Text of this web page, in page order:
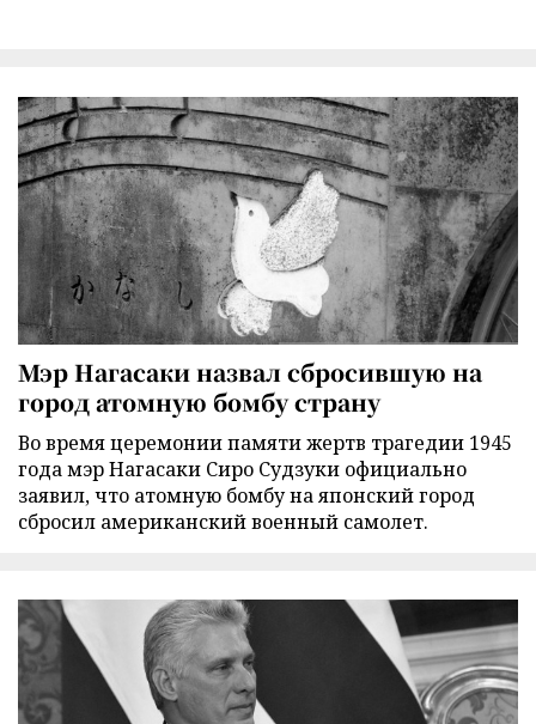
Мэр Нагасаки назвал сбросившую на
город атомную бомбу страну
Во время церемонии памяти жертв трагедии 1945
года мэр Нагасаки Сиро Судзуки официально
заявил, что атомную бомбу на японский город
сбросил американский военный самолет.